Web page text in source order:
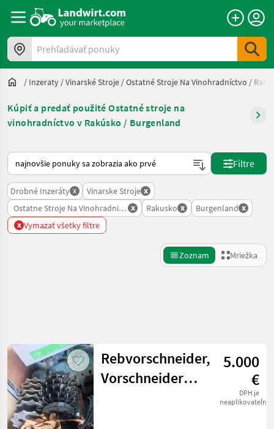
Prehľadávať ponuky
/ Inzeraty /Vinarské Stroje /Ostatné Stroje Na Vinohradníctvo /
Kúpiť a predať použité Ostatné stroje na
vinohradníctvo v Rakúsko / Burgenland
Takto sa vykonáva triedenie na Landwirt.com
Filtre
Drobné Inzeráty x Vinarske Stroje x
Ostatne Stroje Na Vinohradnictvo
x Rakusko x Burgenland x
x Vymazať všetky filtre
Zoznam Mriežka
Kategória 4 Krajina 2 Filtre
AKTUÁLNA
CESTAResetovať
Zobraziť
výsledkov
Rebvorschneider,
Vorschneider
5.000
€
DPH je
neaplikovateľné